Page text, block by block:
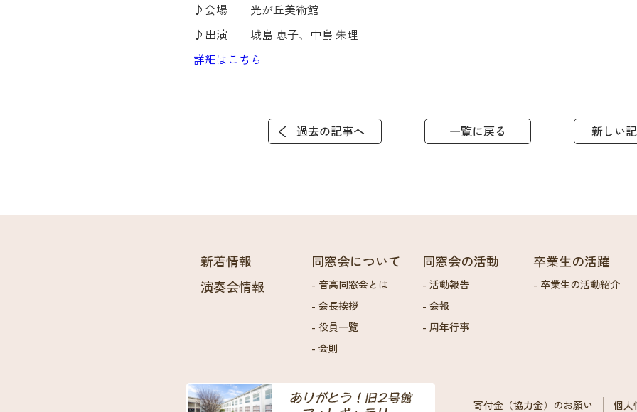
♪会場 光が丘美術館
♪出演 城島 恵子、中島 朱理
詳細はこちら
過去の記事へ 一覧に戻る 新しい
新着情報
演奏会情報
同窓会について
音高同窓会とは
会長挨拶
役員一覧
会則
同窓会の活動
活動報告
会報
周年行事
卒業生の活躍
卒業生の活動紹介
寄付金（協力金）のお願い 個人